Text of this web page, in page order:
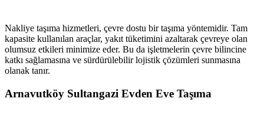
Nakliye taşıma hizmetleri, çevre dostu bir taşıma yöntemidir. Tam
kapasite kullanılan araçlar, yakıt tüketimini azaltarak çevreye olan
olumsuz etkileri minimize eder. Bu da işletmelerin çevre bilincine
katkı sağlamasına ve sürdürülebilir lojistik çözümleri sunmasına
olanak tanır.
Arnavutköy Sultangazi Evden Eve Taşıma